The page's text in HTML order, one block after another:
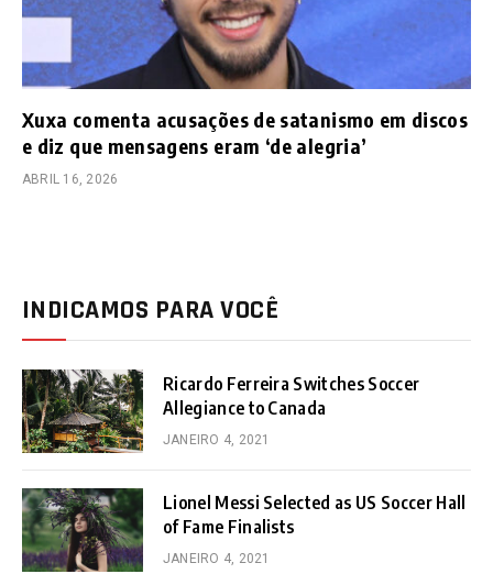
Xuxa comenta acusações de satanismo em discos
e diz que mensagens eram ‘de alegria’
ABRIL 16, 2026
INDICAMOS PARA VOCÊ
Ricardo Ferreira Switches Soccer
Allegiance to Canada
JANEIRO 4, 2021
Lionel Messi Selected as US Soccer Hall
of Fame Finalists
JANEIRO 4, 2021